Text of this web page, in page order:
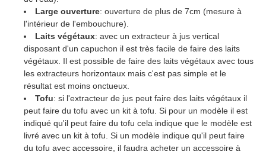
Large ouverture: ouverture de plus de 7cm (mesure à
l'intérieur de l'embouchure).
Laits végétaux: avec un extracteur à jus vertical
disposant d'un capuchon il est très facile de faire des laits
végétaux. Il est possible de faire des laits végétaux avec tous
les extracteurs horizontaux mais c'est pas simple et le
résultat est moins onctueux.
Tofu: si l'extracteur de jus peut faire des laits végétaux il
peut faire du tofu avec un kit à tofu. Si pour un modèle il est
indiqué qu'il peut faire du tofu cela indique que le modèle est
livré avec un kit à tofu. Si un modèle indique qu'il peut faire
du tofu avec accessoire, il faudra acheter un accessoire à